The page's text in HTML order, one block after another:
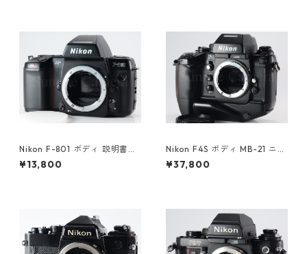
Nikon F-801 ボディ 説明書付
ニコン（61270）
¥13,800
Nikon F4S ボディ MB-21 ニコ
ン（61415）
¥37,800